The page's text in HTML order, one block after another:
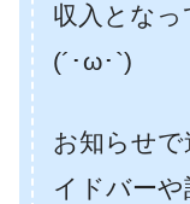
収入となっ
(´･ω･`)
お知らせ
イドバー